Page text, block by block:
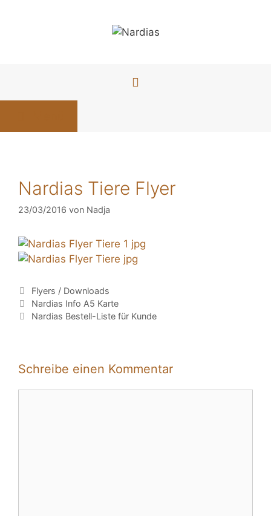
Nardias Tiere Flyer
23/03/2016 von Nadja
Kategorien
Flyers / Downloads
Nardias Info A5 Karte
Nardias Bestell-Liste für Kunde
Schreibe einen Kommentar